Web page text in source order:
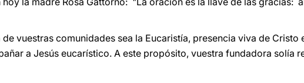
vuestras comunidades sea la Eucaristía, presencia viva de Cristo
a Jesús eucarístico. A este propósito, vuestra fundadora solía